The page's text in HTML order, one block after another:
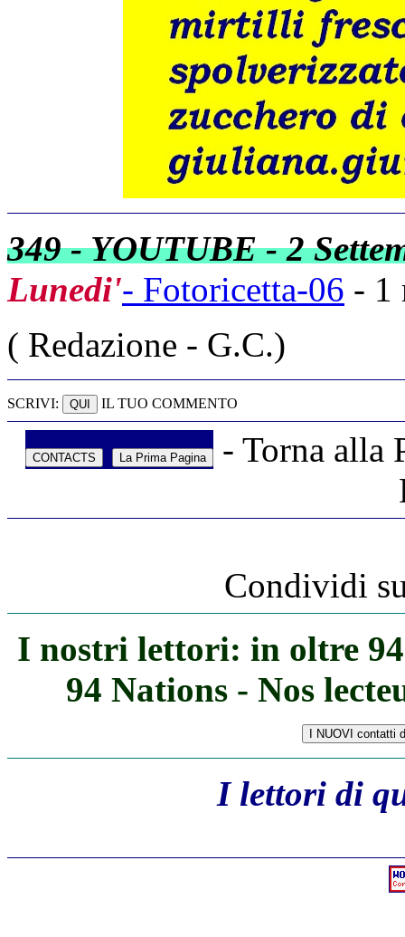
349 - YOUTUBE - 2
Lunedi'- Fotoricetta-06 - 1
( Redazione - G.C.)
SCRIVI: IL TUO COMMENTO
- Torna alla
Condividi
I nostri lettori: in oltre
94 Nations - Nos
I lettori di